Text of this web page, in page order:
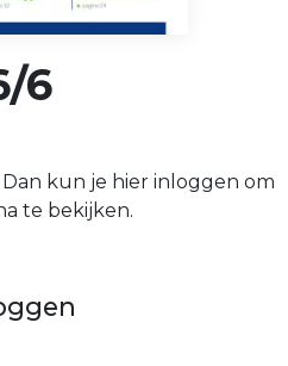
6
kun je hier inloggen om
te bekijken.